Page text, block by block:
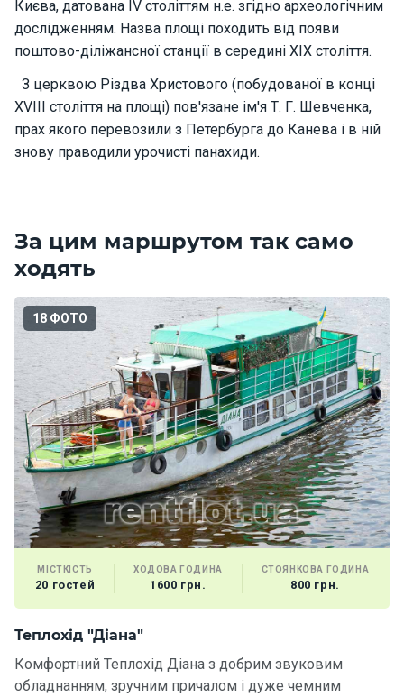
Києва, датована IV століттям н.е. згідно археологічним
дослідженням. Назва площі походить від появи
поштово-діліжансної станції в середині XIX століття.
З церквою Різдва Христового (побудованої в конці
XVIII століття на площі) пов'язане ім'я Т. Г. Шевченка,
прах якого перевозили з Петербурга до Канева і в ній
знову праводили урочисті панахиди.
За цим маршрутом так само
ходять
18 ФОТО
МІСТКІСТЬ
20 гостей
ХОДОВА ГОДИНА
1600 грн.
СТОЯНКОВА ГОДИНА
800 грн.
Теплохід "Діана"
Комфортний Теплохід Діана з добрим звуковим
обладнанням, зручним причалом і дуже чемним
Про
Програ
ми
відпочи
нкові
сертифі
Розваг
и
Річкові
прогул
янки
Відгуки
Контакт
и